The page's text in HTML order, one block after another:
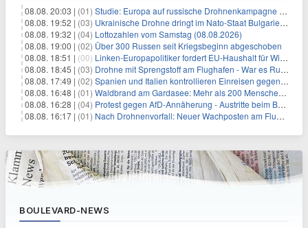
08.08. 20:03 | (01) Studie: Europa auf russische Drohnenkampagne unzureichend vorbereitet
08.08. 19:52 | (03) Ukrainische Drohne dringt im Nato-Staat Bulgarien ein
08.08. 19:32 | (04) Lottozahlen vom Samstag (08.08.2026)
08.08. 19:00 | (02) Über 300 Russen seit Kriegsbeginn abgeschoben
08.08. 18:51 | (00) Linken-Europapolitiker fordert EU-Haushalt für Wirtschaftsumbau
08.08. 18:45 | (03) Drohne mit Sprengstoff am Flughafen - War es Russland?
08.08. 17:49 | (02) Spanien und Italien kontrollieren Einreisen gegenseitig
08.08. 16:48 | (01) Waldbrand am Gardasee: Mehr als 200 Menschen evakuiert
08.08. 16:28 | (04) Protest gegen AfD-Annäherung - Austritte beim BSW Sachsen-Anhalt
08.08. 16:17 | (01) Nach Drohnenvorfall: Neuer Wachposten am Flughafen
BOULEVARD-NEWS